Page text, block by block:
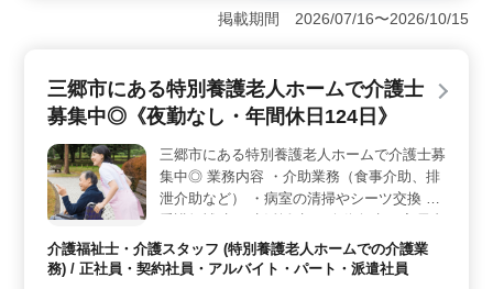
募集です。オンコール待機がなく、週3〜5日の勤務が可
能になります。時短勤務も相談可能で、働きやすい環境
看護業務全般を担当します。バイタルチェックや家族へ
の支援、カテーテル交換や服薬指導など、患者さんの健
フが同行し、業務に慣れるまでサポートします。 ＜
会社情報＞ 訪問看護リハビリステーションを運営して
います。平均年齢は44.9歳で、男性2：女性8の比率で働
いています。禁煙環境で、16人の従業員がアットホーム
な雰囲気の中で活躍しています。
掲載期間 2026/07/16〜2026/10/15
三郷市にある特別養護老人ホームで介護士
募集中◎《夜勤なし・年間休日124日》
三郷市にある特別養護老人ホームで介護士募
集中◎ 業務内容 ・介助業務（食事介助、排
泄介助など） ・病室の清掃やシーツ交換 ・
の健康管理 ・身体機能の維持・回復サポー
ト ・介護記録作成 ・申し送り 〜備考〜 ＊
介護福祉士・介護スタッフ (特別養護老人ホームでの介護業
務) / 正社員・契約社員・アルバイト・パート・派遣社員